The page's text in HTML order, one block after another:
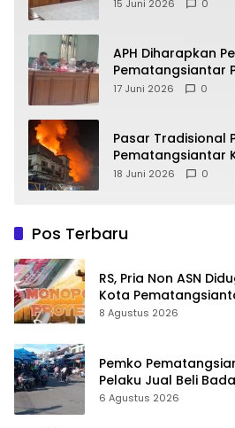
15 Juni 2026 0
APH Diharapkan
Pematangsiantar
Kebocoran PAD
17 Juni 2026 0
Pasar Tradisional
Pematangsiantar
18 Juni 2026 0
Pos Terbaru
RS, Pria Non ASN
Kota
Proyek ke Kontraktor
8 Agustus 2026
Pemko
Pelaku Jual Beli
6 Agustus 2026